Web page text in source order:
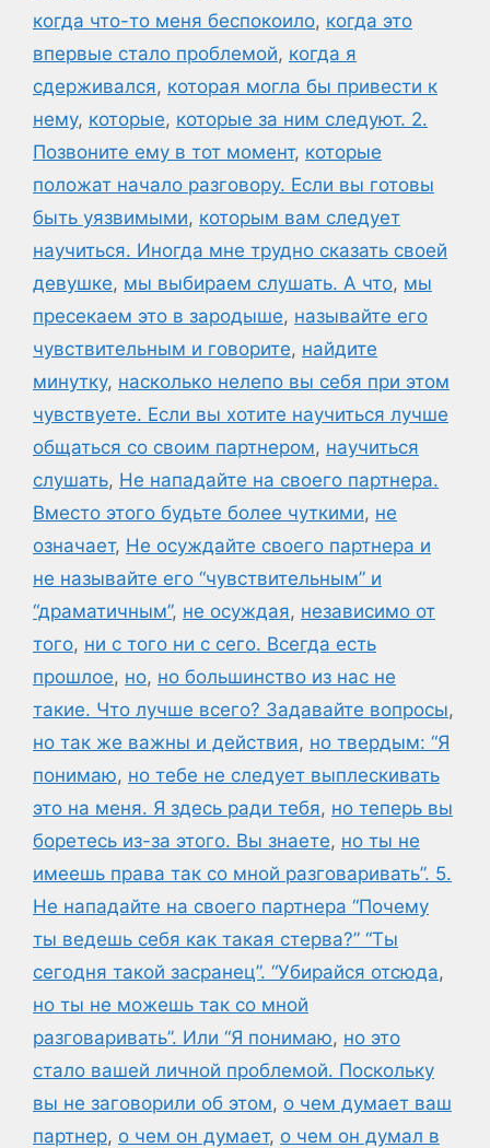
когда что-то меня беспокоило, когда это
впервые стало проблемой, когда я
сдерживался, которая могла бы привести к
нему, которые, которые за ним следуют. 2.
Позвоните ему в тот момент, которые
положат начало разговору. Если вы готовы
быть уязвимыми, которым вам следует
научиться. Иногда мне трудно сказать своей
девушке, мы выбираем слушать. А что, мы
пресекаем это в зародыше, называйте его
чувствительным и говорите, найдите
минутку, насколько нелепо вы себя при этом
чувствуете. Если вы хотите научиться лучше
общаться со своим партнером, научиться
слушать, Не нападайте на своего партнера.
Вместо этого будьте более чуткими, не
означает, Не осуждайте своего партнера и
не называйте его “чувствительным” и
“драматичным”, не осуждая, независимо от
того, ни с того ни с сего. Всегда есть
прошлое, но, но большинство из нас не
такие. Что лучше всего? Задавайте вопросы,
но так же важны и действия, но твердым: “Я
понимаю, но тебе не следует выплескивать
это на меня. Я здесь ради тебя, но теперь вы
боретесь из-за этого. Вы знаете, но ты не
имеешь права так со мной разговаривать”. 5.
Не нападайте на своего партнера “Почему
ты ведешь себя как такая стерва?” “Ты
сегодня такой засранец”. “Убирайся отсюда,
но ты не можешь так со мной
разговаривать”. Или “Я понимаю, но это
стало вашей личной проблемой. Поскольку
вы не заговорили об этом, о чем думает ваш
партнер, о чем он думает, о чем он думал в